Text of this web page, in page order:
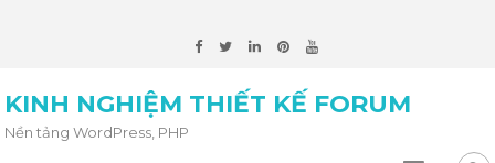
KINH NGHIỆM THIẾT KẾ FORUM
Nền tảng WordPress, PHP